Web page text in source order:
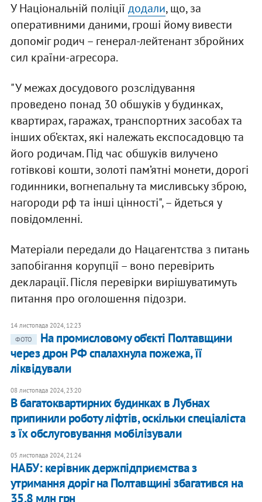
У Національній поліції додали, що, за
оперативними даними, гроші йому вивести
допоміг родич – генерал-лейтенант збройних
сил країни-агресора.
"У межах досудового розслідування
проведено понад 30 обшуків у будинках,
квартирах, гаражах, транспортних засобах та
інших об’єктах, які належать експосадовцю та
його родичам. Під час обшуків вилучено
готівкові кошти, золоті пам’ятні монети, дорогі
годинники, вогнепальну та мисливську зброю,
нагороди рф та інші цінності", – йдеться у
повідомленні.
Матеріали передали до Нацагентства з питань
запобігання корупції – воно перевірить
декларації. Після перевірки вирішуватимуть
питання про оголошення підозри.
14 листопада 2024, 12:23
ФОТО
На промисловому об'єкті Полтавщини
через дрон РФ спалахнула пожежа, її
ліквідували
08 листопада 2024, 23:20
В багатоквартирних будинках в Лубнах
припинили роботу ліфтів, оскільки спеціаліста
з їх обслуговування мобілізували
05 листопада 2024, 21:24
НАБУ: керівник держпідприємства з
утримання доріг на Полтавщині збагатився на
35,8 млн грн